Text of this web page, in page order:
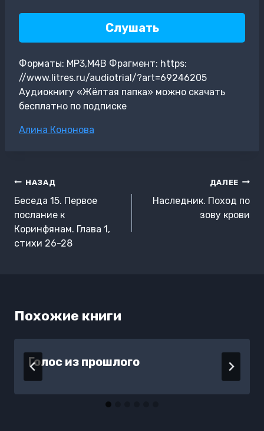
Слушать
Форматы: MP3,M4B Фрагмент: https:
//www.litres.ru/audiotrial/?art=69246205
Аудиокнигу «Жёлтая папка» можно скачать
бесплатно по подписке
Метки
Алина Кононова
Навигация
по
записям
НАЗАД
Беседа 15. Первое
послание к
Коринфянам. Глава 1,
стихи 26-28
ДАЛЕЕ
Наследник. Поход по
зову крови
Похожие книги
Голос из прошлого